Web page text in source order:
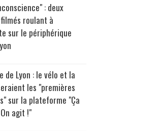
: deux
roulant à
sur le périphérique
de Lyon : le vélo et la
les "premières
sur la plateforme "Ça
agit !"